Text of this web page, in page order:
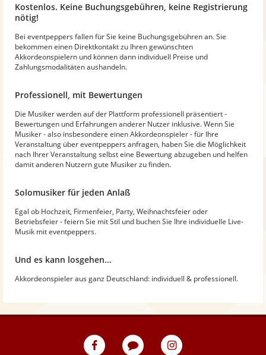
Kostenlos. Keine Buchungsgebühren, keine Registrierung
nötig!
Bei eventpeppers fallen für Sie keine Buchungsgebühren an. Sie
bekommen einen Direktkontakt zu Ihren gewünschten
Akkordeonspielern und können dann individuell Preise und
Zahlungsmodalitäten aushandeln.
Professionell, mit Bewertungen
Die Musiker werden auf der Plattform professionell präsentiert -
Bewertungen und Erfahrungen anderer Nutzer inklusive. Wenn Sie
Musiker - also insbesondere einen Akkordeonspieler - für Ihre
Veranstaltung über eventpeppers anfragen, haben Sie die Möglichkeit
nach Ihrer Veranstaltung selbst eine Bewertung abzugeben und helfen
damit anderen Nutzern gute Musiker zu finden.
Solomusiker für jeden Anlaß
Egal ob Hochzeit, Firmenfeier, Party, Weihnachtsfeier oder
Betriebsfeier - feiern Sie mit Stil und buchen Sie Ihre individuelle Live-
Musik mit eventpeppers.
Und es kann losgehen...
Akkordeonspieler aus ganz Deutschland: individuell & professionell.
eventpeppers
Blog
eventpeppers